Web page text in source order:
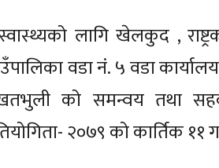
लागि खेलकुद ,
वडा नं. ५ वडा
को समन्वय तथा
२०७९ को कार्तिक